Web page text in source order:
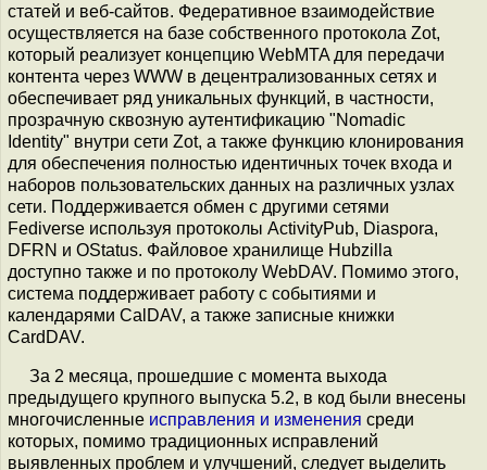
статей и веб-сайтов. Федеративное взаимодействие
осуществляется на базе собственного протокола Zot,
который реализует концепцию WebMTA для передачи
контента через WWW в децентрализованных сетях и
обеспечивает ряд уникальных функций, в частности,
прозрачную сквозную аутентификацию "Nomadic
Identity" внутри сети Zot, а также функцию клонирования
для обеспечения полностью идентичных точек входа и
наборов пользовательских данных на различных узлах
сети. Поддерживается обмен с другими сетями
Fediverse используя протоколы ActivityPub, Diaspora,
DFRN и OStatus. Файловое хранилище Hubzilla
доступно также и по протоколу WebDAV. Помимо этого,
система поддерживает работу с событиями и
календарями CalDAV, а также записные книжки
CardDAV.
За 2 месяца, прошедшие с момента выхода
предыдущего крупного выпуска 5.2, в код были внесены
многочисленные исправления и изменения среди
которых, помимо традиционных исправлений
выявленных проблем и улучшений, следует выделить